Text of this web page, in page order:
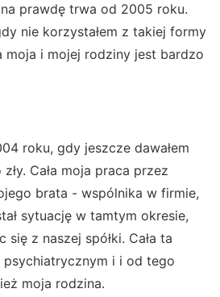
prawdę trwa od 2005 roku.
nie korzystałem z takiej formy
moja i mojej rodziny jest bardzo
roku, gdy jeszcze dawałem
Cała moja praca przez
brata - wspólnika w firmie,
sytuację w tamtym okresie,
z naszej spółki. Cała ta
psychiatrycznym i i od tego
moja rodzina.